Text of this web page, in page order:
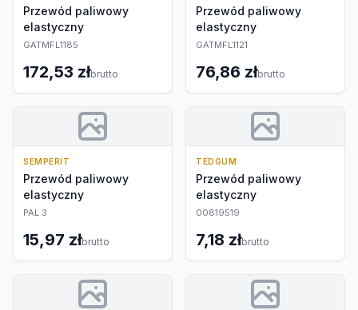
Przewód paliwowy
elastyczny
GATMFL1185
172,53 złbrutto
Przewód paliwowy
elastyczny
GATMFL1121
76,86 złbrutto
SEMPERIT
Przewód paliwowy
elastyczny
PAL 3
15,97 złbrutto
TEDGUM
Przewód paliwowy
elastyczny
00819519
7,18 złbrutto